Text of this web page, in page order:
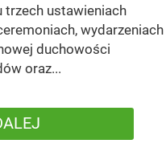
trzech ustawieniach
wydarzeniach
duchowości
oraz...